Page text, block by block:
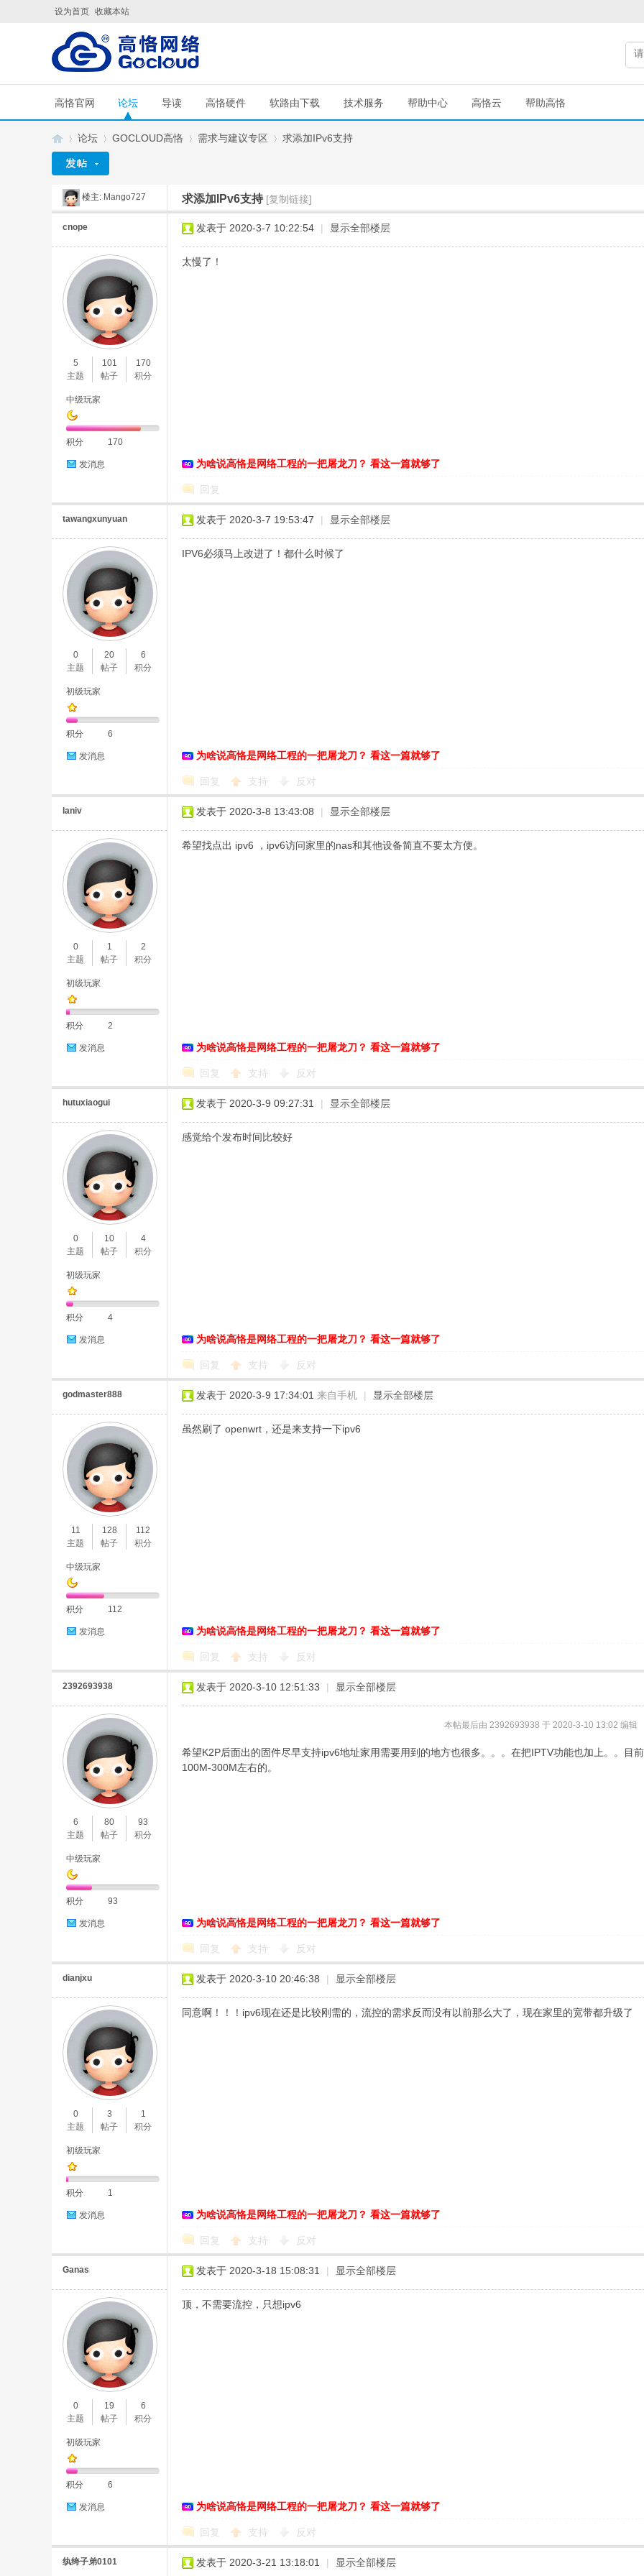
设为首页 收藏本站
高恪官网 论坛 导读 高恪硬件 软路由下载 技术服务 帮助中心 高恪云 帮助高恪
»
论坛
›
GOCLOUD高恪
›
需求与建议专区
›
求添加IPv6支持
楼主: Mango727 求添加IPv6支持 [复制链接]
cnope
5
主题
101
帖子
170
积分
中级玩家
积分 170
发消息
发表于 2020-3-7 10:22:54 | 显示全部楼层
太慢了！
为啥说高恪是网络工程的一把屠龙刀？ 看这一篇就够了
回复
tawangxunyuan
0
主题
20
帖子
6
积分
初级玩家
积分 6
发消息
发表于 2020-3-7 19:53:47 | 显示全部楼层
IPV6必须马上改进了！都什么时候了
为啥说高恪是网络工程的一把屠龙刀？ 看这一篇就够了
回复 支持 反对
laniv
0
主题
1
帖子
2
积分
初级玩家
积分 2
发消息
发表于 2020-3-8 13:43:08 | 显示全部楼层
希望找点出 ipv6 ，ipv6访问家里的nas和其他设备简直不要太方便。
为啥说高恪是网络工程的一把屠龙刀？ 看这一篇就够了
回复 支持 反对
hutuxiaogui
0
主题
10
帖子
4
积分
初级玩家
积分 4
发消息
发表于 2020-3-9 09:27:31 | 显示全部楼层
感觉给个发布时间比较好
为啥说高恪是网络工程的一把屠龙刀？ 看这一篇就够了
回复 支持 反对
godmaster888
11
主题
128
帖子
112
积分
中级玩家
积分 112
发消息
发表于 2020-3-9 17:34:01 来自手机 | 显示全部楼层
虽然刷了 openwrt，还是来支持一下ipv6
为啥说高恪是网络工程的一把屠龙刀？ 看这一篇就够了
回复 支持 反对
2392693938
6
主题
80
帖子
93
积分
中级玩家
积分 93
发消息
发表于 2020-3-10 12:51:33 | 显示全部楼层
本帖最后由 2392693938 于 2020-3-10 13:02 编辑
希望K2P后面出的固件尽早支持ipv6地址家用需要用到的地方也很多。。。在把IPTV功能也加上。。目
100M-300M左右的。
为啥说高恪是网络工程的一把屠龙刀？ 看这一篇就够了
回复 支持 反对
dianjxu
0
主题
3
帖子
1
积分
初级玩家
积分 1
发消息
发表于 2020-3-10 20:46:38 | 显示全部楼层
同意啊！！！ipv6现在还是比较刚需的，流控的需求反而没有以前那么大了，现在家里的宽带都升级了
为啥说高恪是网络工程的一把屠龙刀？ 看这一篇就够了
回复 支持 反对
Ganas
0
主题
19
帖子
6
积分
初级玩家
积分 6
发消息
发表于 2020-3-18 15:08:31 | 显示全部楼层
顶，不需要流控，只想ipv6
为啥说高恪是网络工程的一把屠龙刀？ 看这一篇就够了
回复 支持 反对
纨绔子弟0101 发表于 2020-3-21 13:18:01 | 显示全部楼层